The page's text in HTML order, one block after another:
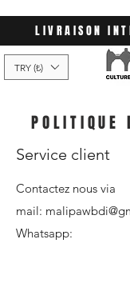
LIVRAISON
TRY (₺)
POLITIQUE
Service client
Contactez nous via
mail:
Whatsapp: